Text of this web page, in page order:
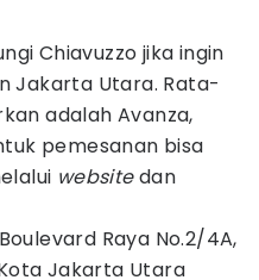
Chiavuzzo jika ingin
Jakarta Utara. Rata-
adalah Avanza,
pemesanan bisa
websitedan
Raya No.2/4A,
Jakarta Utara